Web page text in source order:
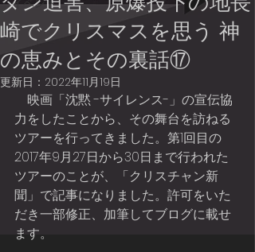
イベント
崎でクリスマスを思う 神
の恵みとその裏話⑰
更新日： 2022年11月19日
力をしたことから、その舞台を訪ねる
ツアーを行ってきました。第1回目の
2017年9月27日から30日まで行われた
ツアーのことが、「クリスチャン新
聞」で記事になりました。許可をいた
だき一部修正、加筆してブログに載せ
ます。